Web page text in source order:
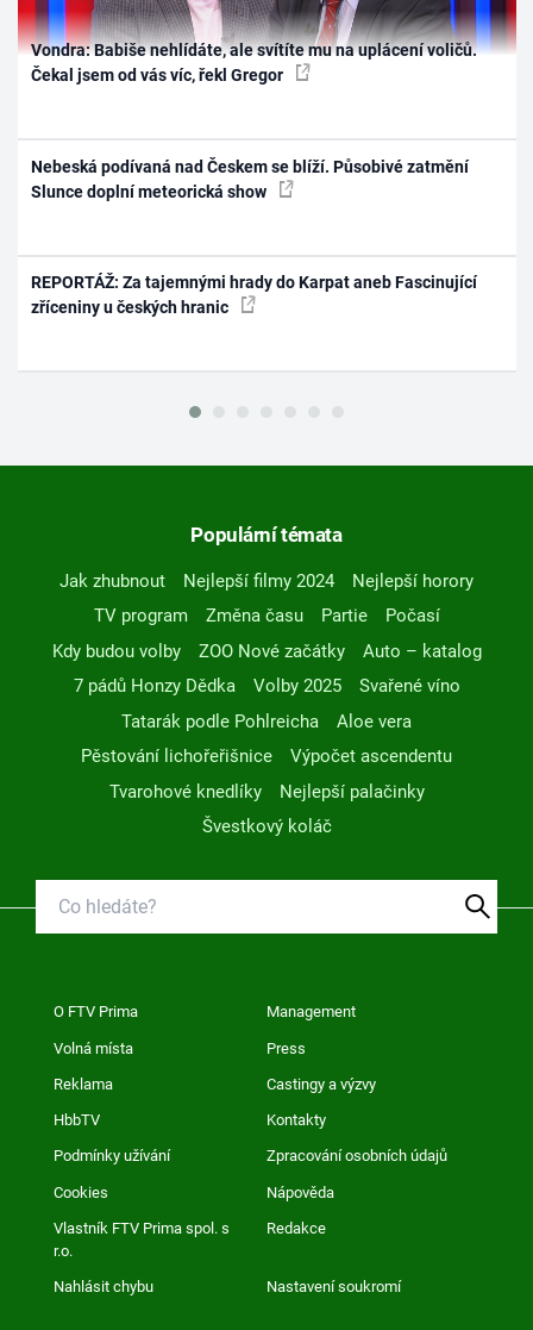
Vondra: Babiše nehlídáte, ale svítíte mu na uplácení voličů.
Čekal jsem od vás víc, řekl Gregor
Nebeská podívaná nad Českem se blíží. Působivé zatmění
Slunce doplní meteorická show
REPORTÁŽ: Za tajemnými hrady do Karpat aneb Fascinující
zříceniny u českých hranic
Populární témata
Jak zhubnout Nejlepší filmy 2024
Nejlepší horory
TV program
Změna času Partie
Počasí
Kdy budou volby
ZOO Nové začátky
Auto – katalog
7 pádů Honzy Dědka
Volby 2025
Svařené víno
Tatarák podle Pohlreicha
Aloe vera
Pěstování lichořeřišnice
Výpočet ascendentu
Tvarohové knedlíky
Nejlepší palačinky
Švestkový koláč
O FTV Prima Management
Volná místa Press
Reklama Castingy a výzvy
HbbTV Kontakty
Podmínky užívání Zpracování osobních údajů
Cookies Nápověda
Vlastník FTV Prima spol. s
r.o.
Redakce
Nahlásit chybu Nastavení soukromí